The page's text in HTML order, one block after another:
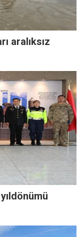
aralıksız